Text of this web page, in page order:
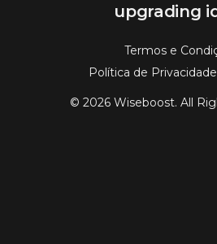
upgrading
Termos e
Política de
© 2026 Wiseboost. All